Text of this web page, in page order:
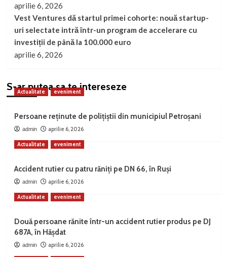
aprilie 6, 2026
Vest Ventures dă startul primei cohorte: nouă startup-
uri selectate intră într-un program de accelerare cu
investiții de până la 100.000 euro
aprilie 6, 2026
S-ar putea sa te intereseze
Actualitate eveniment
Persoane reținute de polițiștii din municipiul Petroșani
admin aprilie 6, 2026
Actualitate eveniment
Accident rutier cu patru răniți pe DN 66, în Ruși
admin aprilie 6, 2026
Actualitate eveniment
Două persoane rănite într-un accident rutier produs pe DJ
687A, în Hășdat
admin aprilie 6, 2026